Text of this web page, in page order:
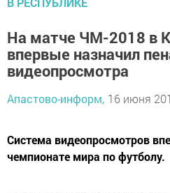
На матче ЧМ-2018 в
впервые назначил
видеопросмотра
Апастово-информ, 16 июня
Система видеопросмотров
чемпионате мира по футболу.